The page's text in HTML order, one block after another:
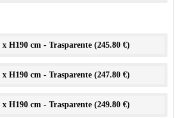
H190 cm - Trasparente (245.80 €)
H190 cm - Trasparente (247.80 €)
H190 cm - Trasparente (249.80 €)